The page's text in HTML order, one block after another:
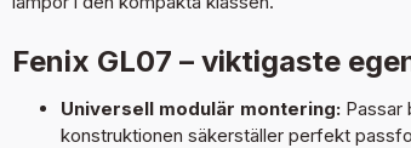
Fenix GL07 – viktigaste
Universell modulär montering: Passar
konstruktionen säkerställer perfekt